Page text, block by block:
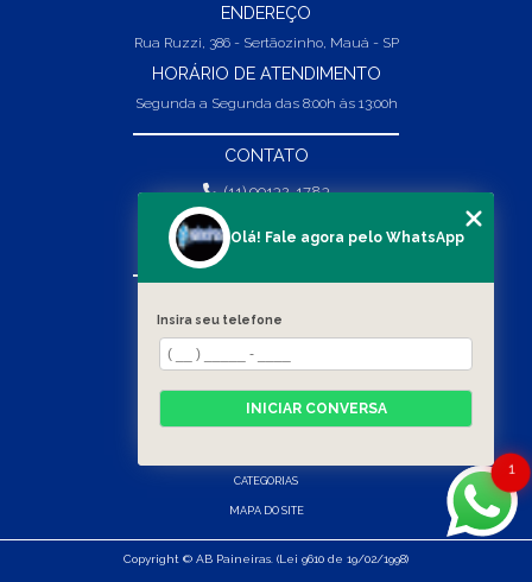
ENDEREÇO
Rua Ruzzi, 386 - Sertãozinho, Mauá - SP
HORÁRIO DE ATENDIMENTO
Segunda a Segunda das 8:00h às 13:00h
CONTATO
(11) 99132-1783
(11) 99132-1783
vendas@abpaineiras.com.br
SOBRE NÓS
PRODUTOS
CATEGORIAS
MAPA DO SITE
Copyright © AB Paineiras. (Lei 9610 de 19/02/1998)
1
Olá! Fale agora pelo WhatsApp
Insira seu telefone
INICIAR CONVERSA